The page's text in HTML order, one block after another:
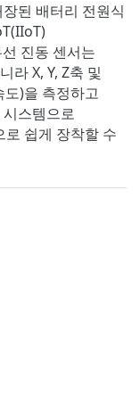
된 배터리 전원식
진동 센서는
라 X, Y, Z축 및
)을 측정하고
스템으로
로 쉽게 장착할 수